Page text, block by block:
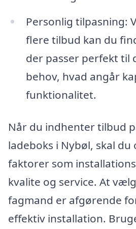
Personlig tilpasning:
flere tilbud kan du
der passer perfekt til
behov, hvad angår
funktionalitet.
Når du indhenter tilbud
ladeboks i Nybøl, skal du
faktorer som
kvalite og service. At
fagmand er afgørende
effektiv installation.